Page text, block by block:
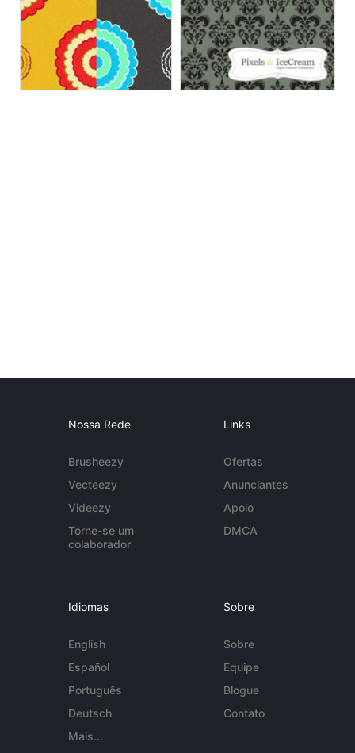
Nossa Rede
Brusheezy
Vecteezy
Videezy
Torne-se um
colaborador
Links
Ofertas
Anunciantes
Apoio
DMCA
Idiomas
English
Español
Português
Deutsch
Mais...
Sobre
Sobre
Equipe
Blogue
Contato